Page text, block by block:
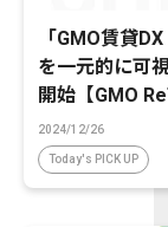
「GMO賃貸
を一元的に可
開始【GMO
2024/12/26
Today's PICK UP